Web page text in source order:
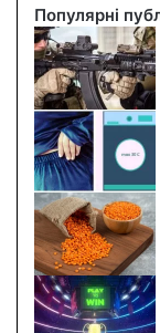
и
й
с
а
л
а
т
:
п
о
к
р
о
к
Популярні